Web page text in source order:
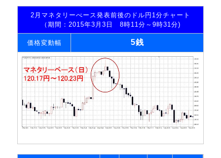
2月マネタリーべース発表前後のドル円1分チャート
（期間：2015年3月3日 8時11分～9時31分)
価格変動幅 5銭